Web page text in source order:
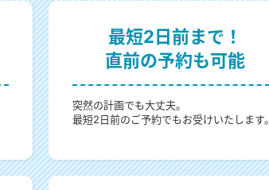
最短2日前まで！
直前の予約も可能
突然の計画でも大丈夫。
最短2日前のご予約でもお受けいたします。